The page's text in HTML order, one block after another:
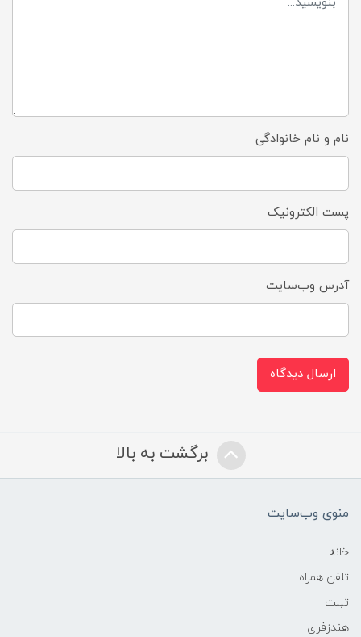
نام و نام خانوادگی
پست الکترونیک
آدرس وب‌سایت
ارسال دیدگاه
برگشت به بالا
منوی وب‌سایت
خانه
تلفن همراه
تبلت
هندزفری